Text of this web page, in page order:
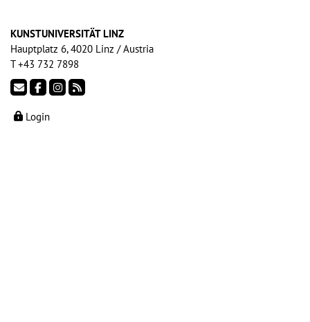
KUNSTUNIVERSITÄT LINZ
Hauptplatz 6, 4020 Linz / Austria
T +43 732 7898
Login